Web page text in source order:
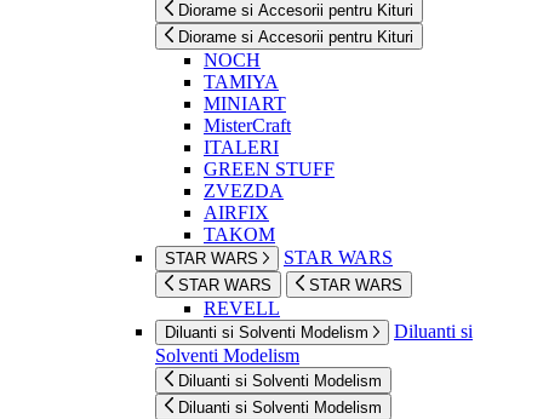
Diorame si Accesorii pentru Kituri
Diorame si Accesorii pentru Kituri
NOCH
TAMIYA
MINIART
MisterCraft
ITALERI
GREEN STUFF
ZVEZDA
AIRFIX
TAKOM
STAR WARS STAR WARS
STAR WARS STAR WARS
REVELL
Diluanti si Solventi Modelism
Diluanti si
Solventi Modelism
Diluanti si Solventi Modelism
Diluanti si Solventi Modelism